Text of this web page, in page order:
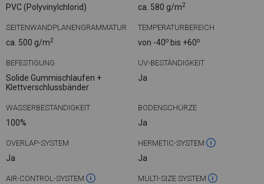
PVC (Polyvinylchlorid) ca. 580 g/m2
SEITENWANDPLANENGRAMMATUR
ca. 500 g/m2
TEMPERATURBEREICH
von -40o bis +60o
BEFESTIGUNG
Solide Gummischlaufen +
Klettverschlussbänder
UV-BESTÄNDIGKEIT
Ja
WASSERBESTÄNDIGKEIT
100%
BODENSCHÜRZE
Ja
OVERLAP-SYSTEM
Ja
HERMETIC-SYSTEM
Ja
AIR-CONTROL-SYSTEM MULTI-SIZE SYSTEM